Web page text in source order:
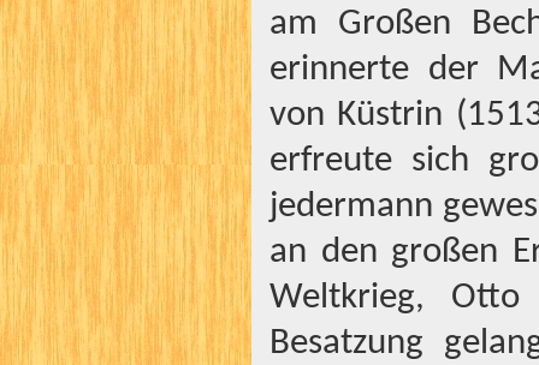
am Großen
erinnerte der
von Küstrin
erfreute sich
jedermann
an den großen
Weltkrieg,
Besatzung